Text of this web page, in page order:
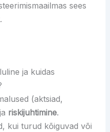
sees
ja kuidas
(aktsiad,
riskijuhtimine.
kui turud kõiguvad või